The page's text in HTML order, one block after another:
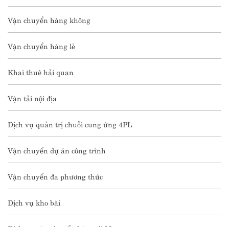
Vận chuyển hàng không
Vận chuyển hàng lẻ
Khai thuê hải quan
Vận tải nội địa
Dịch vụ quản trị chuỗi cung ứng 4PL
Vận chuyển dự án công trình
Vận chuyển đa phương thức
Dịch vụ kho bãi